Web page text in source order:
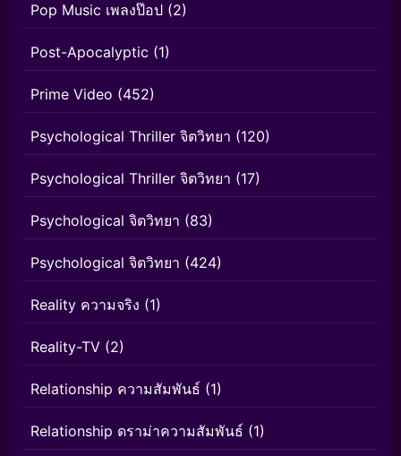
Pop Music เพลงป๊อป (2)
Post-Apocalyptic (1)
Prime Video (452)
Psychological Thriller จิตวิทยา (120)
Psychological Thriller จิตวิทยา (17)
Psychological จิตวิทยา (83)
Psychological จิตวิทยา (424)
Reality ความจริง (1)
Reality-TV (2)
Relationship ความสัมพันธ์ (1)
Relationship ดราม่าความสัมพันธ์ (1)